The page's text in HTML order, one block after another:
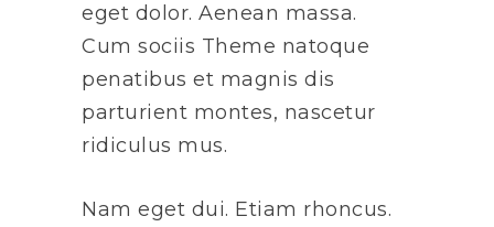
eget dolor. Aenean massa.
Cum sociis Theme natoque
penatibus et magnis dis
parturient montes, nascetur
ridiculus mus.
Nam eget dui. Etiam rhoncus.